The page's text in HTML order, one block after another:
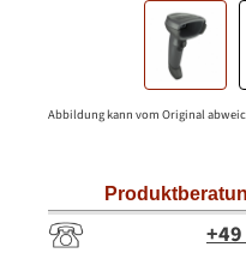
Abbildung kann vom Original